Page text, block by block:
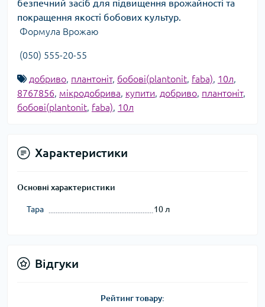
безпечний засіб для підвищення врожайності та
покращення якості бобових культур.
Формула Врожаю
(050) 555-20-55
добриво, плантоніт, бобові(plantonit, faba), 10л,
8767856, мікродобрива, купити, добриво, плантоніт,
бобові(plantonit, faba), 10л
Характеристики
Основні характеристики
Тара 10 л
Відгуки
Рейтинг товару: